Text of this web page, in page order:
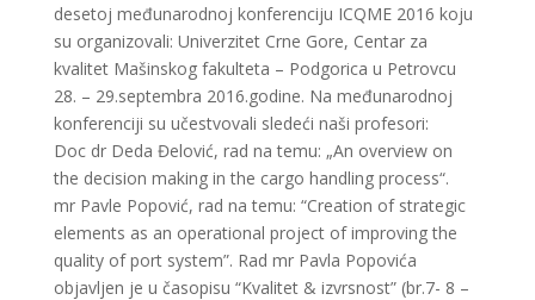
desetoj međunarodnoj konferenciju ICQME 2016 koju
su organizovali: Univerzitet Crne Gore, Centar za
kvalitet Mašinskog fakulteta – Podgorica u Petrovcu
28. – 29.septembra 2016.godine. Na međunarodnoj
konferenciji su učestvovali sledeći naši profesori:
Doc dr Deda Đelović, rad na temu: „An overview on
the decision making in the cargo handling process“.
mr Pavle Popović, rad na temu: “Creation of strategic
elements as an operational project of improving the
quality of port system”. Rad mr Pavla Popovića
objavljen je u časopisu “Kvalitet & izvrsnost” (br.7- 8 –